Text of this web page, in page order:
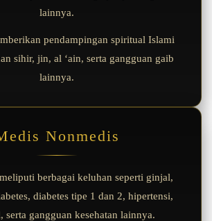
lainnya.
pendampingan spiritual Islami
sihir, jin, al ‘ain, serta gangguan gaib
lainnya.
Nonmedis
berbagai keluhan seperti ginjal,
diabetes tipe 1 dan 2, hipertensi,
serta gangguan kesehatan lainnya.